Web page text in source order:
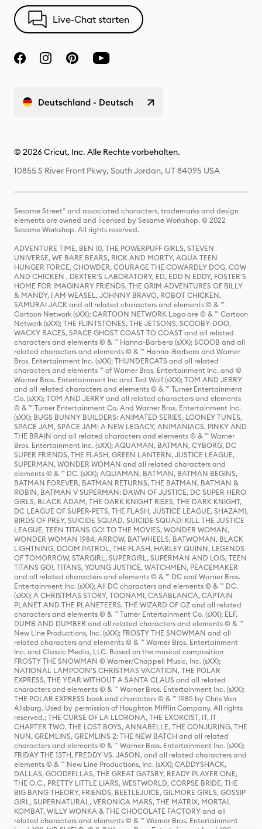
Live-Chat starten
Deutschland - Deutsch
© 2026 Cricut, Inc. Alle Rechte vorbehalten.
10855 S River Front Pkwy, South Jordan, UT 84095 USA
Sesame Street® and associated characters, trademarks and design
elements are owned and licensed by Sesame Workshop. © 2022
Sesame Workshop. All rights reserved.
ADVENTURE TIME, BEN 10, THE POWERPUFF GIRLS, STEVEN
UNIVERSE, WE BARE BEARS, RICK AND MORTY, AQUA TEEN
HUNGER FORCE, CHOWDER, COURAGE THE COWARDLY DOG, COW
AND CHICKEN , DEXTER'S LABORATORY, ED, EDD N EDDY, FOSTER'S
HOME FOR IMAGINARY FRIENDS, THE GRIM ADVENTURES OF BILLY
& MANDY, I AM WEASEL, JOHNNY BRAVO, ROBOT CHICKEN,
SAMURAI JACK and all related characters and elements © & ™
Cartoon Network (sXX); CARTOON NETWORK Logo are © & ™ Cartoon
Network (sXX); THE FLINTSTONES, THE JETSONS, SCOOBY-DOO,
WACKY RACES, SPACE GHOST COAST TO COAST and all related
characters and elements © & ™ Hanna-Barbera (sXX); SCOOB and all
related characters and elements © & ™ Hanna-Barbera and Warner
Bros. Entertainment Inc. (sXX); THUNDERCATS and all related
characters and elements ™ of Warner Bros. Entertainment Inc. and ©
Warner Bros. Entertainment Inc and Ted Wolf (sXX); TOM AND JERRY
and all related characters and elements © & ™ Turner Entertainment
Co. (sXX); TOM AND JERRY and all related characters and elements
© & ™ Turner Entertainment Co. And Warner Bros. Entertainment Inc.
(sXX); BUGS BUNNY BUILDERS: ANIMATED SERIES, LOONEY TUNES,
SPACE JAM, SPACE JAM: A NEW LEGACY, ANIMANIACS, PINKY AND
THE BRAIN and all related characters and elements © & ™ Warner
Bros. Entertainment Inc. (sXX); AQUAMAN, BATMAN, CYBORG, DC
SUPER FRIENDS, THE FLASH, GREEN LANTERN, JUSTICE LEAGUE,
SUPERMAN, WONDER WOMAN and all related characters and
elements © & ™ DC. (sXX); AQUAMAN, BATMAN, BATMAN BEGINS,
BATMAN FOREVER, BATMAN RETURNS, THE BATMAN, BATMAN &
ROBIN, BATMAN V SUPERMAN: DAWN OF JUSTICE, DC SUPER HERO
GIRLS, BLACK ADAM, THE DARK KNIGHT RISES, THE DARK KNIGHT,
DC LEAGUE OF SUPER-PETS, THE FLASH, JUSTICE LEAGUE, SHAZAM!,
BIRDS OF PREY, SUICIDE SQUAD, SUICIDE SQUAD: KILL THE JUSTICE
LEAGUE, TEEN TITANS GO! TO THE MOVIES, WONDER WOMAN,
WONDER WOMAN 1984, ARROW, BATWHEELS, BATWOMAN, BLACK
LIGHTNING, DOOM PATROL, THE FLASH, HARLEY QUINN, LEGENDS
OF TOMORROW, STARGIRL, SUPERGIRL, SUPERMAN AND LOIS, TEEN
TITANS GO!, TITANS, YOUNG JUSTICE, WATCHMEN, PEACEMAKER
and all related characters and elements © & ™ DC and Warner Bros.
Entertainment Inc. (sXX); All DC characters and elements © & ™ DC.
(sXX); A CHRISTMAS STORY, TOONAMI, CASABLANCA, CAPTAIN
PLANET AND THE PLANETEERS, THE WIZARD OF OZ and all related
characters and elements © & ™ Turner Entertainment Co. (sXX); ELF,
DUMB AND DUMBER and all related characters and elements © & ™
New Line Productions, Inc. (sXX); FROSTY THE SNOWMAN and all
related characters and elements © & ™ Warner Bros. Entertainment
Inc. and Classic Media, LLC. Based on the musical composition
FROSTY THE SNOWMAN © Warner/Chappell Music, Inc. (sXX);
NATIONAL LAMPOON'S CHRISTMAS VACATION, THE POLAR
EXPRESS, THE YEAR WITHOUT A SANTA CLAUS and all related
characters and elements © & ™ Warner Bros. Entertainment Inc. (sXX);
THE POLAR EXPRESS book and characters © & ™ 1985 by Chris Van
Allsburg. Used by permission of Houghton Mifflin Company. All rights
reserved.; THE CURSE OF LA LLORONA, THE EXORCIST, IT, IT
CHAPTER TWO, THE LOST BOYS, ANNABELLE, THE CONJURING, THE
NUN, GREMLINS, GREMLINS 2: THE NEW BATCH and all related
characters and elements © & ™ Warner Bros. Entertainment Inc. (sXX);
FRIDAY THE 13TH, FREDDY VS. JASON, and all related characters and
elements © & ™ New Line Productions, Inc. (sXX); CADDYSHACK,
DALLAS, GOODFELLAS, THE GREAT GATSBY, READY PLAYER ONE,
THE O.C., PRETTY LITTLE LIARS, WESTWORLD, CORPSE BRIDE, THE
BIG BANG THEORY, FRIENDS, BEETLEJUICE, GILMORE GIRLS, GOSSIP
GIRL, SUPERNATURAL, VERONICA MARS, THE MATRIX, MORTAL
KOMBAT, WILLY WONKA & THE CHOCOLATE FACTORY and all
related characters and elements © & ™ Warner Bros. Entertainment